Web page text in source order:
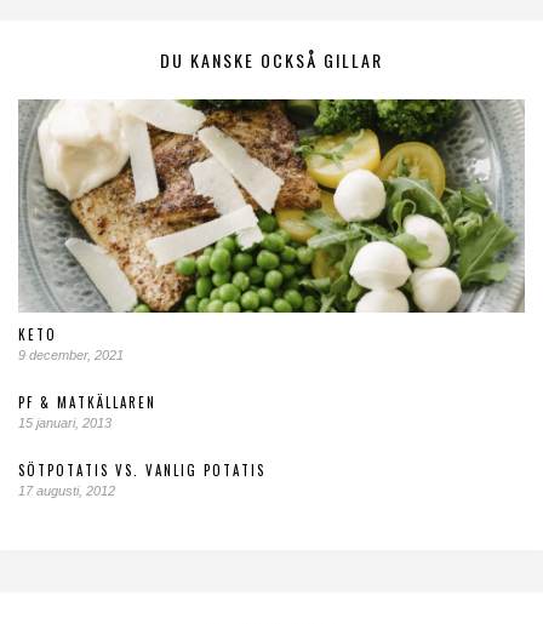
DU KANSKE OCKSÅ GILLAR
KETO
9 december, 2021
PF & MATKÄLLAREN
15 januari, 2013
SÖTPOTATIS VS. VANLIG POTATIS
17 augusti, 2012